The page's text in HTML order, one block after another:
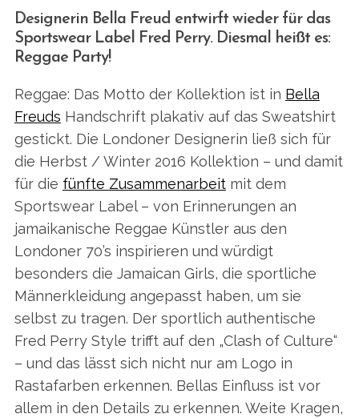
Designerin Bella Freud entwirft wieder für das
Sportswear Label Fred Perry. Diesmal heißt es:
Reggae Party!
Reggae: Das Motto der Kollektion ist in Bella
Freuds Handschrift plakativ auf das Sweatshirt
gestickt. Die Londoner Designerin ließ sich für
die Herbst / Winter 2016 Kollektion – und damit
für die fünfte Zusammenarbeitmit dem
Sportswear Label – von Erinnerungen an
jamaikanische Reggae Künstler aus den
Londoner 70’s inspirieren und würdigt
besonders die Jamaican Girls, die sportliche
Männerkleidung angepasst haben, um sie
selbst zu tragen. Der sportlich authentische
Fred Perry Style trifft auf den „Clash of Culture“
– und das lässt sich nicht nur am Logo in
Rastafarben erkennen. Bellas Einfluss ist vor
allem in den Details zu erkennen. Weite Kragen,